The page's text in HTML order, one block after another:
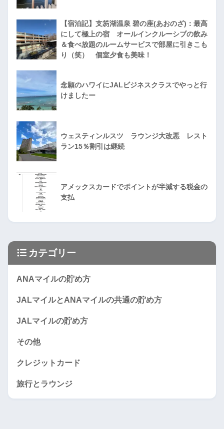
【宿泊記】支笏湖温泉 碧の座(あおのざ)：最高
にして極上の宿 オールインクルーシブの飲み
＆食べ放題のルームサービスで部屋に引きこも
り（笑） 個室夕食も美味！
念願のハワイにJALビジネスクラスでやっと行
けましたー
ウェスティンルスツ ラウンジ大改悪 レスト
ラン15％割引は継続
アメックスカードでポイントが半減する税金の
支払
カテゴリー
ANAマイルの貯め方
JALマイルとANAマイルの共通の貯め方
JALマイルの貯め方
その他
クレジットカード
旅行とラウンジ